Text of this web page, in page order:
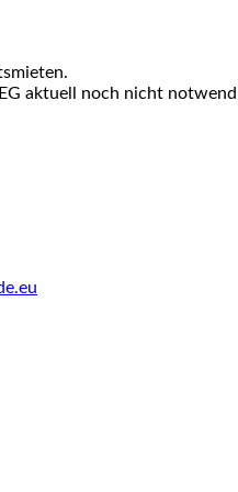
aktuell noch nicht